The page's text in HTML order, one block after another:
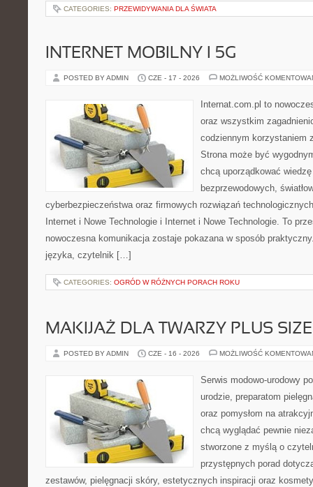
CATEGORIES: PRZEWIDYWANIA DLA ŚWIATA
INTERNET MOBILNY I 5G
POSTED BY ADMIN CZE - 17 - 2026 MOŻLIWOŚĆ
Internat.com.pl to
oraz wszystkim
codziennym korzystaniem
Strona może być
chcą uporządkować
bezprzewodowych,
cyberbezpieczeństwa oraz firmowych rozwiązań
Internet i Nowe Technologie i Internet i Nowe Technologie. To
nowoczesna komunikacja zostaje pokazana w sposób
języka, czytelnik […]
CATEGORIES: OGRÓD W RÓŻNYCH PORACH ROKU
MAKIJAŻ DLA TWARZY PLUS SIZE
POSTED BY ADMIN CZE - 16 - 2026 MOŻLIWOŚĆ
Serwis modowo-urodowy
urodzie, preparatom
oraz pomysłom na
chcą wyglądać pewnie
stworzone z myślą o
przystępnych porad
zestawów, pielęgnacji skóry, estetycznych inspiracji oraz